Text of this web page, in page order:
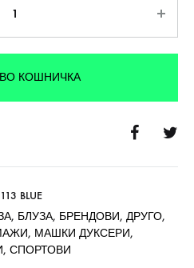
КОШНИЧКА
BLUE
, БЛУЗА, БРЕНДОВИ, ДРУГО,
, МАШКИ ДУКСЕРИ,
, СПОРТОВИ